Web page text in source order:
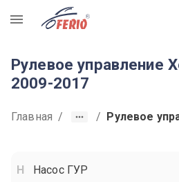
R
Рулевое управление
2009-2017
Главная / / Рулевое
Насос ГУР